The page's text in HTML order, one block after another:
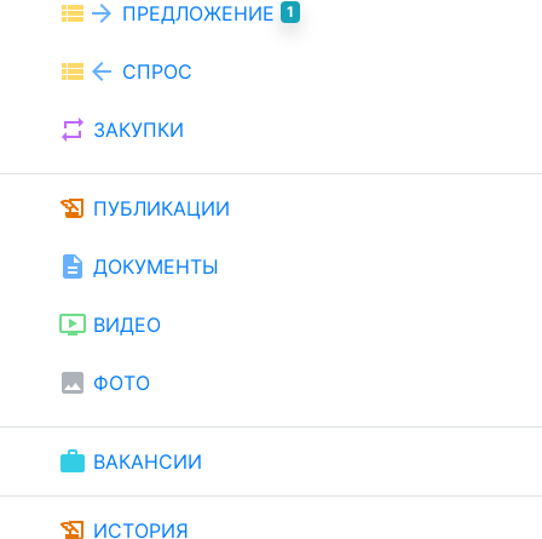
view_list arrow_forward ПРЕДЛОЖЕНИЕ 1
view_list arrow_back СПРОС
repeat ЗАКУПКИ
history_edu ПУБЛИКАЦИИ
description ДОКУМЕНТЫ
ondemand_video ВИДЕО
image ФОТО
work ВАКАНСИИ
history_edu ИСТОРИЯ